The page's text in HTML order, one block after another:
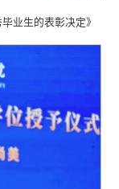
业生的表彰决定》